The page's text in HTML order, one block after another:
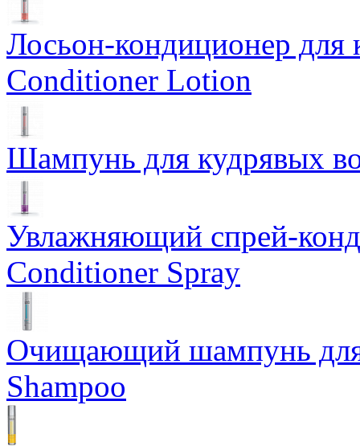
Лосьон-кондиционер для
Conditioner Lotion
Шампунь для кудрявых
Увлажняющий спрей-
Conditioner Spray
Очищающий шампунь
Shampoo